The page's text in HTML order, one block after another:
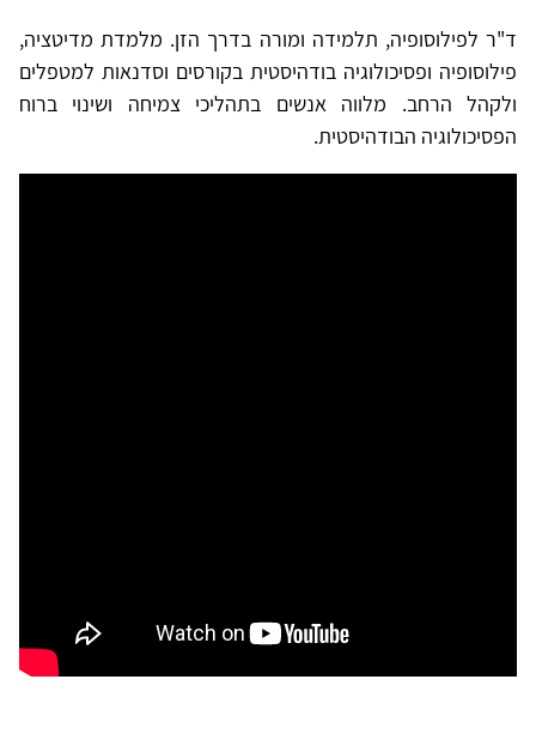
ד"ר לפילוסופיה, תלמידה ומורה בדרך הזן. מלמדת מדיטציה,
פילוסופיה ופסיכולוגיה בודהיסטית בקורסים וסדנאות למטפלים
ולקהל הרחב. מלווה אנשים בתהליכי צמיחה ושינוי ברוח
הפסיכולוגיה הבודהיסטית.